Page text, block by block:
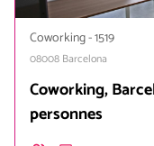
Coworking-1519
08008 Barcelona
Coworking,
personnes